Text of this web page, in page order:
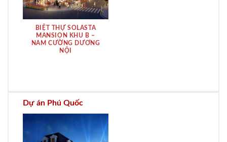
BIỆT THỰ SOLASTA
MANSION KHU B –
NAM CƯỜNG DƯƠNG
NỘI
Dự án Phú Quốc